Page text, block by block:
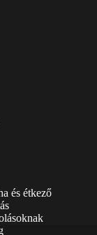
és étkező